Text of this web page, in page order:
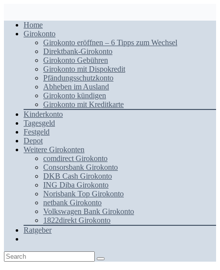
Home
Girokonto
Girokonto eröffnen – 6 Tipps zum Wechsel
Direktbank-Girokonto
Girokonto Gebühren
Girokonto mit Dispokredit
Pfändungsschutzkonto
Abheben im Ausland
Girokonto kündigen
Girokonto mit Kreditkarte
Kinderkonto
Tagesgeld
Festgeld
Depot
Weitere Girokonten
comdirect Girokonto
Consorsbank Girokonto
DKB Cash Girokonto
ING Diba Girokonto
Norisbank Top Girokonto
netbank Girokonto
Volkswagen Bank Girokonto
1822direkt Girokonto
Ratgeber